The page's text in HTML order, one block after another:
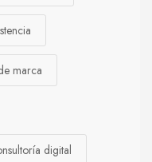
marca
digital